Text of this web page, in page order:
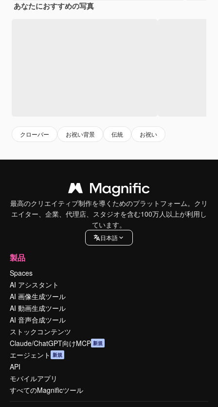
あなたにおすすめの写真
クローバー お祝い背景 伝統 お祝い
最高のクリエイティブ制作を導くためのプラットフォーム。クリ
エイター、企業、代理店、スタジオを含む100万人以上が利用し
ています。
日本語
製品
Spaces
AI アシスタント
AI 画像生成ツール
AI 動画生成ツール
AI 音声合成ツール
ストックコンテンツ
Claude/ChatGPT向けMCP 新規
エージェント 新規
API
モバイルアプリ
すべてのMagnificツール